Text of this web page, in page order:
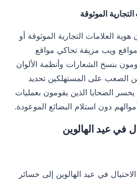
الموثوقة
هوية العلامات التجارية الموثوقة أو
مواقع ويب مزيفة تحاكي مواقع
بنسخ الشعارات وأنظمة الألوان
الصعب على المستهلكين تحديد
يخسر الضحايا الذين يقومون بعمليات
دون استلام البضائع الموعودة.
في عيد الهالوين
في عيد الهالوين إلى خسائر